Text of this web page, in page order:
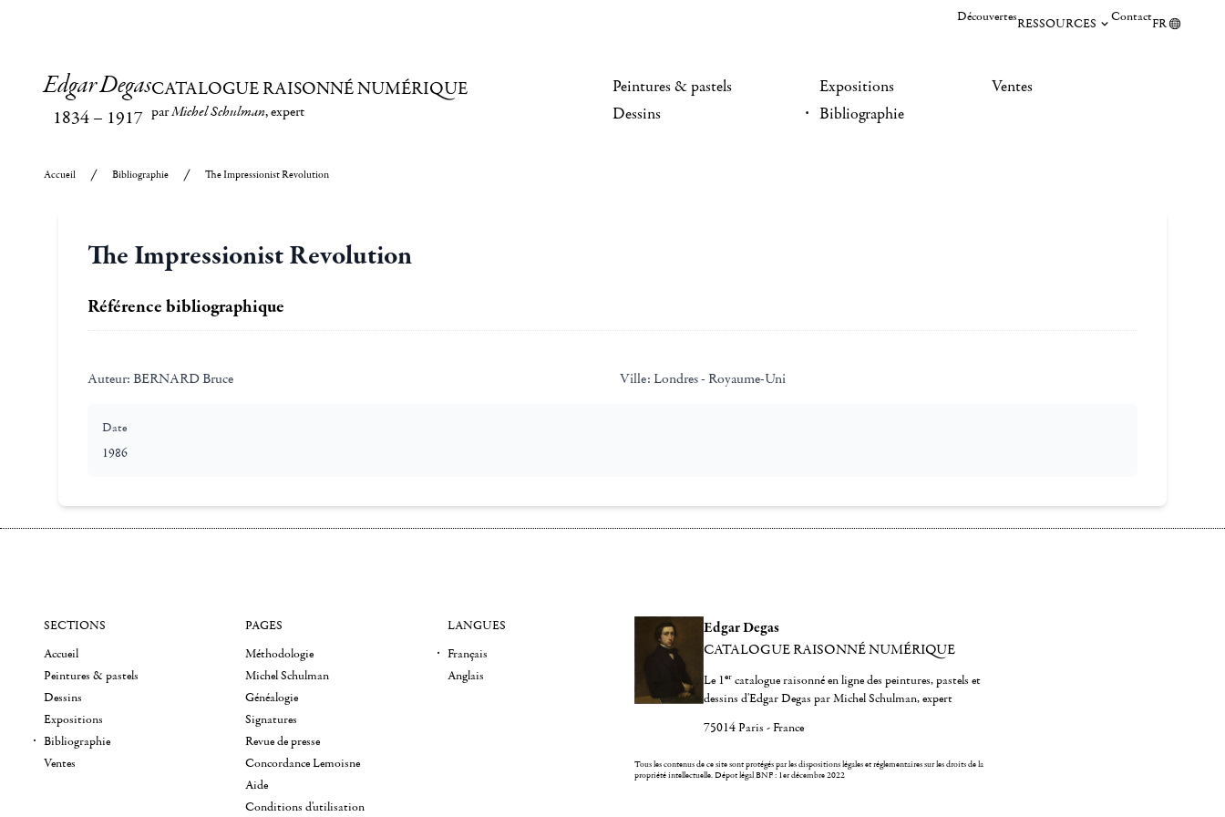
DécouvertesRESSOURCES ContactFR
Edgar Degas
1834– 1917
CATALOGUE RAISONNÉ NUMÉRIQUE
parMichel Schulman, expert
Peintures & pastels
Dessins
Expositions
Bibliographie
Ventes
Accueil Bibliographie The Impressionist Revolution
The Impressionist Revolution
Référence bibliographique
Auteur: BERNARD Bruce Ville: Londres - Royaume-Uni
Date
1986
Edgar Degas
CATALOGUE RAISONNÉ NUMÉRIQUE
Le 1er catalogue raisonné en ligne des peintures, pastels et
dessins d'Edgar Degas par Michel Schulman, expert
75014 Paris - France
Tous les contenus de ce site sont protégés par les dispositions légales et réglementaires sur les droits de la
propriété intellectuelle.Dépot légal BNF : 1er décembre 2022
SECTIONS
Accueil
Peintures & pastels
Dessins
Expositions
Bibliographie
Ventes
PAGES
Méthodologie
Michel Schulman
Généalogie
Signatures
Revue de presse
Concordance Lemoisne
Aide
Conditions d'utilisation
LANGUES
Français
Anglais